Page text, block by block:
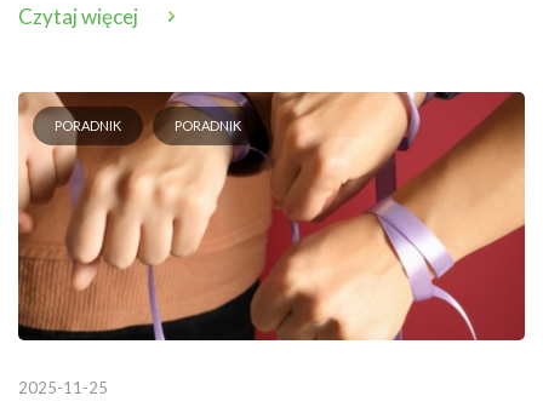
Czytaj więcej
PORADNIK PORADNIK
2025-11-25